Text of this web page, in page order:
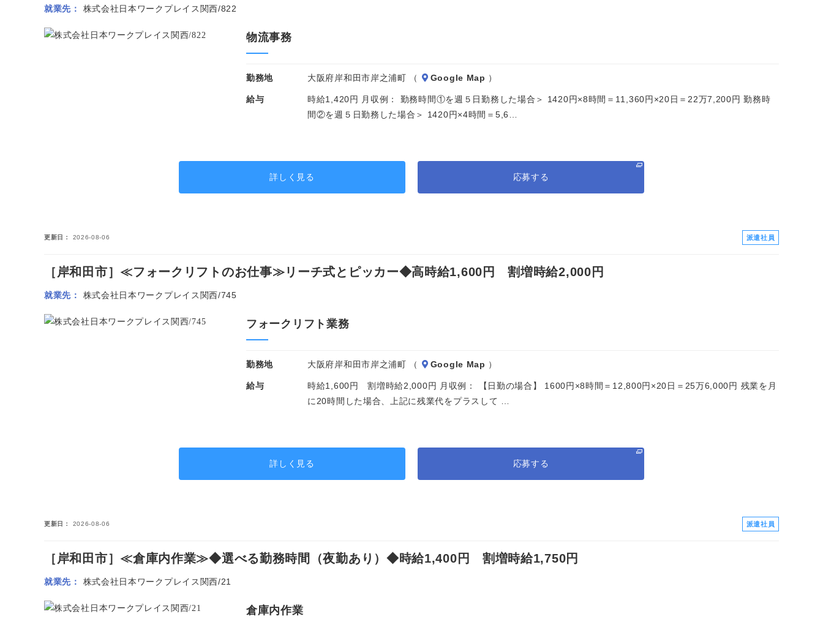
就業先 株式会社日本ワークプレイス関西/822
物流事務
勤務地 大阪府岸和田市岸之浦町 （ Google Map ）
給与
時給1,420円 月収例： 勤務時間①を週５日勤務した場合＞ 1420円×8時間＝11,360円×20日＝22万7,200円 勤務時
間②を週５日勤務した場合＞ 1420円×4時間＝5,6…
詳しく見る 応募する
更新日 2026-08-06 派遣社員
［岸和田市］≪フォークリフトのお仕事≫リーチ式とピッカー◆高時給1,600円 割増時給2,000円
就業先 株式会社日本ワークプレイス関西/745
フォークリフト業務
勤務地 大阪府岸和田市岸之浦町 （ Google Map ）
給与
時給1,600円 割増時給2,000円 月収例： 【日勤の場合】 1600円×8時間＝12,800円×20日＝25万6,000円 残業を月
に20時間した場合、上記に残業代をプラスして …
詳しく見る 応募する
更新日 2026-08-06 派遣社員
［岸和田市］≪倉庫内作業≫◆選べる勤務時間（夜勤あり）◆時給1,400円 割増時給1,750円
就業先 株式会社日本ワークプレイス関西/21
倉庫内作業